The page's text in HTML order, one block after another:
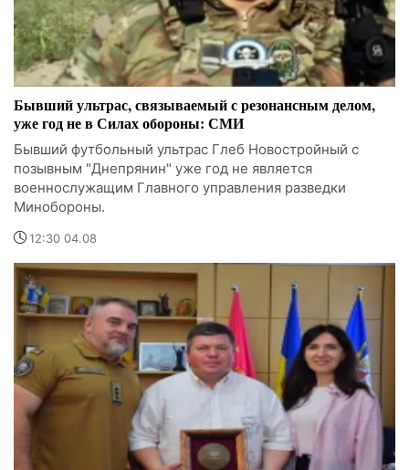
Бывший ультрас, связываемый с резонансным делом,
уже год не в Силах обороны: СМИ
Бывший футбольный ультрас Глеб Новостройный с
позывным "Днепрянин" уже год не является
военнослужащим Главного управления разведки
Минобороны.
12:30 04.08